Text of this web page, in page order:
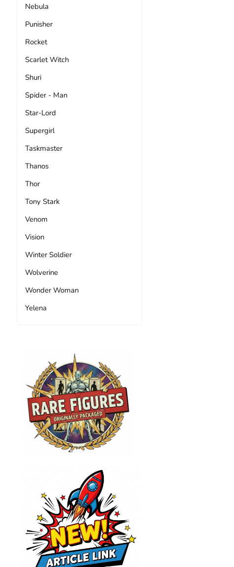
Nebula
Punisher
Rocket
Scarlet Witch
Shuri
Spider - Man
Star-Lord
Supergirl
Taskmaster
Thanos
Thor
Tony Stark
Venom
Vision
Winter Soldier
Wolverine
Wonder Woman
Yelena